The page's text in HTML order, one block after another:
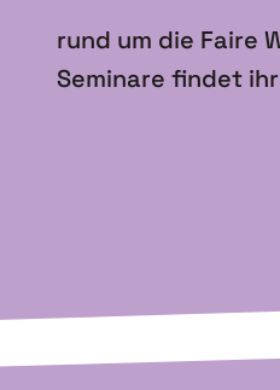
rund um die Faire
Seminare findet